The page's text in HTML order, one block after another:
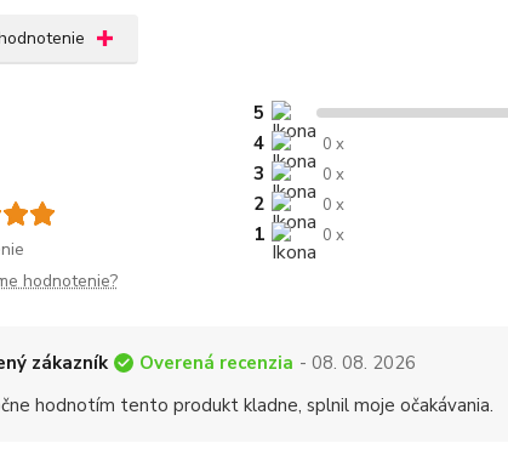
5
4 0 x
3 0 x
2 0 x
1 0 x
hodnotenie?
zákazník Overená recenzia - 08. 08. 2026
hodnotím tento produkt kladne, splnil moje očakávania.